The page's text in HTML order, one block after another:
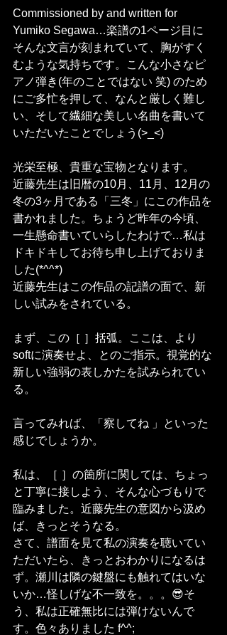
Commissioned by and written for
Yumiko Segawa…楽譜の1ページ目に
そんな文言が刻まれていて、胸がすく
むような気持ちです。こんな小さなピ
アノ弾き(年のことではない 笑) のため
にご多忙を押して、なんと厳しく難し
い、そして繊細な美しい名曲を書いて
いただいたことでしょう(>_<)
光栄至極、貴重な宝物となります。
近藤先生は旧暦の10月、11月、12月の
冬の3ヶ月である「三冬」にこの作品を
書かれました。ちょうど昨年の今頃、
一生懸命書いていらしたわけで…私は
ドキドキしてお待ち申し上げておりま
した(*^^*)
近藤先生はこの作品の記譜の面で、新
しい試みをされている。
まず、この［ ］括弧。ここは、より
softに演奏せよ、とのご指示。視覚的な
新しい強弱の表しかたを試みられてい
る。
言ってみれば、「察してね 」といった
感じでしょうか。
私は、［ ］の箇所に関しては、ちょっ
と丁寧に接しよう、そんな心づもりで
臨みました。近藤先生の意図から汲め
ば、きっとそうなる。
さて、譜面を見て私の演奏を聴いてい
ただいたら、きっとおわかりになるは
ず。瀬川は隣の鍵盤にも触れてはいな
いか…怪しげな不一致を。。。😎そ
う、私は正確無比には弾けないんで
す。色々ありました f^^;